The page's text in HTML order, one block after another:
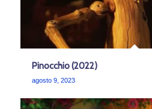
Pinocchio (2022)
agosto 9, 2023